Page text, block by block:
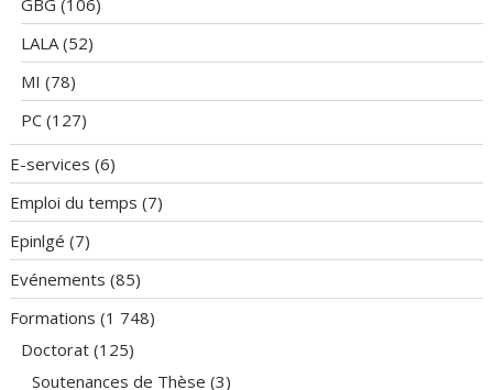
GBG (106)
LALA(52)
MI (78)
PC (127)
E-services (6)
Emploi du temps (7)
Epinlgé (7)
Evénements (85)
Formations (1 748)
Doctorat (125)
Soutenances de Thèse (3)